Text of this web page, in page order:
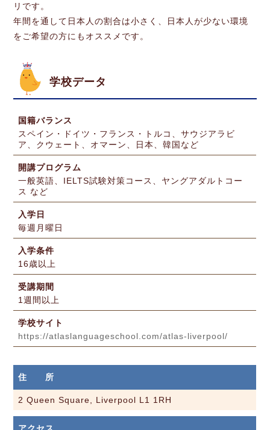
リです。
年間を通して日本人の割合は小さく、日本人が少ない環境
をご希望の方にもオススメです。
学校データ
国籍バランス
スペイン・ドイツ・フランス・トルコ、サウジアラビ
ア、クウェート、オマーン、日本、韓国など
開講プログラム
一般英語、IELTS試験対策コース、ヤングアダルトコー
ス など
入学日
毎週月曜日
入学条件
16歳以上
受講期間
1週間以上
学校サイト
https://atlaslanguageschool.com/atlas-liverpool/
住 所
2 Queen Square, Liverpool L1 1RH